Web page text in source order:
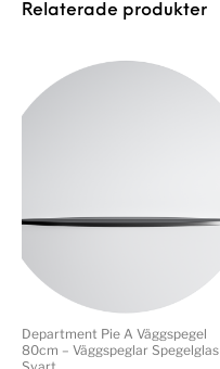
Relaterade produkter
Department Pie A Väggspegel
80cm – Väggspeglar Spegelglas